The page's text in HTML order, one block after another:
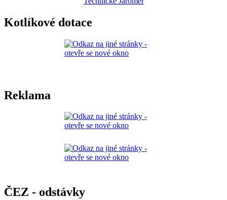
Kotlíkové dotace
Reklama
ČEZ - odstávky